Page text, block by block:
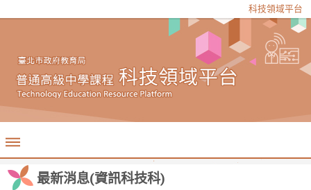
科技領域平台
最新消息(資訊科技科)